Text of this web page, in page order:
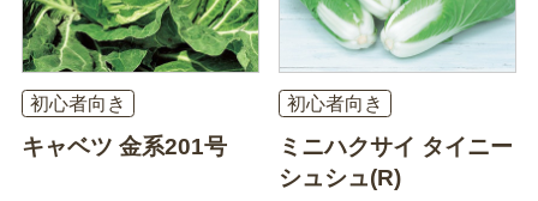
初心者向き
キャベツ 金系201号
初心者向き
ミニハクサイ タイニー
シュシュ(R)